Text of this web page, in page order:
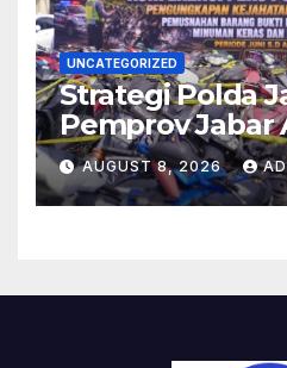
UNCATEGORIZED
Strategi Polda
Pemprov Jabar
Kejahatan
AUGUST 8, 2026